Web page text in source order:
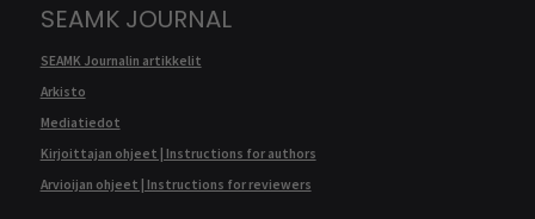
SEAMK JOURNAL
SEAMK Journalin artikkelit
Arkisto
Mediatiedot
Kirjoittajan ohjeet | Instructions for authors
Arvioijan ohjeet | Instructions for reviewers